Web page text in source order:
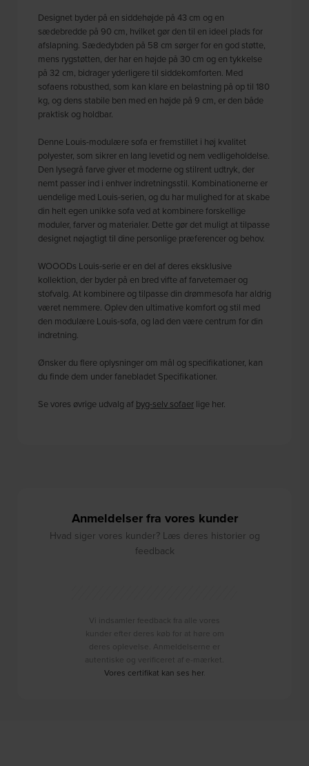
Designet byder på en siddehøjde på 43 cm og en
sædebredde på 90 cm, hvilket gør den til en ideel plads for
afslapning. Sædedybden på 58 cm sørger for en god støtte,
mens rygstøtten, der har en højde på 30 cm og en tykkelse
på 32 cm, bidrager yderligere til siddekomforten. Med
sofaens robusthed, som kan klare en belastning på op til 180
kg, og dens stabile ben med en højde på 9 cm, er den både
praktisk og holdbar.
Denne Louis-modulære sofa er fremstillet i høj kvalitet
polyester, som sikrer en lang levetid og nem vedligeholdelse.
Den lysegrå farve giver et moderne og stilrent udtryk, der
nemt passer ind i enhver indretningsstil. Kombinationerne er
uendelige med Louis-serien, og du har mulighed for at skabe
din helt egen unikke sofa ved at kombinere forskellige
moduler, farver og materialer. Dette gør det muligt at tilpasse
designet nøjagtigt til dine personlige præferencer og behov.
WOOODs Louis-serie er en del af deres eksklusive
kollektion, der byder på en bred vifte af farvetemaer og
stofvalg. At kombinere og tilpasse din drømmesofa har aldrig
været nemmere. Oplev den ultimative komfort og stil med
den modulære Louis-sofa, og lad den være centrum for din
indretning.
Ønsker du flere oplysninger om mål og specifikationer, kan
du finde dem under fanebladet Specifikationer.
Se vores øvrige udvalg af byg-selv sofaer lige her.
Anmeldelser fra vores kunder
Hvad siger vores kunder? Læs deres historier og
feedback
Vi indsamler feedback fra alle vores
kunder efter deres køb for at høre om
deres oplevelse. Anmeldelserne er
autentiske og verificeret af e-mærket.
Vores certifikat kan ses her.